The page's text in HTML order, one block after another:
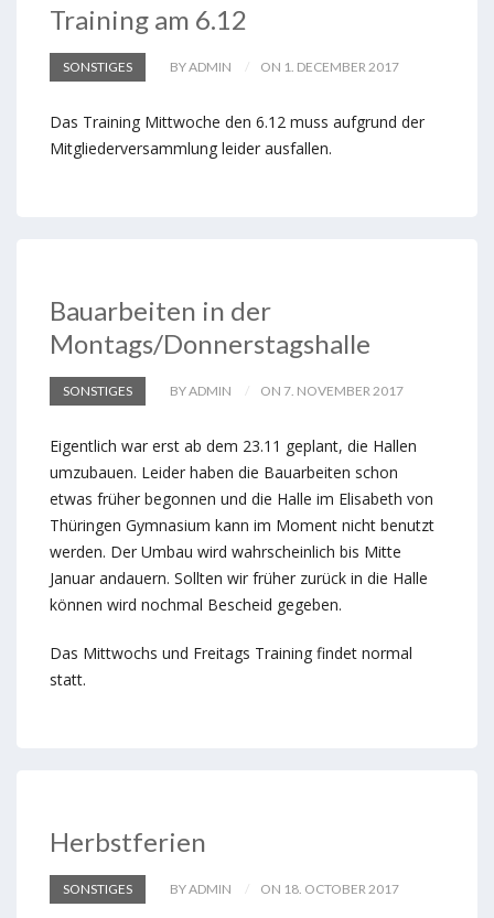
Training am 6.12
SONSTIGES BY ADMIN ON 1. DECEMBER 2017
Das Training Mittwoche den 6.12 muss aufgrund der
Mitgliederversammlung leider ausfallen.
Bauarbeiten in der
Montags/Donnerstagshalle
SONSTIGES BY ADMIN ON 7. NOVEMBER 2017
Eigentlich war erst ab dem 23.11 geplant, die Hallen
umzubauen. Leider haben die Bauarbeiten schon
etwas früher begonnen und die Halle im Elisabeth von
Thüringen Gymnasium kann im Moment nicht benutzt
werden. Der Umbau wird wahrscheinlich bis Mitte
Januar andauern. Sollten wir früher zurück in die Halle
können wird nochmal Bescheid gegeben.
Das Mittwochs und Freitags Training findet normal
statt.
Herbstferien
SONSTIGES BY ADMIN ON 18. OCTOBER 2017